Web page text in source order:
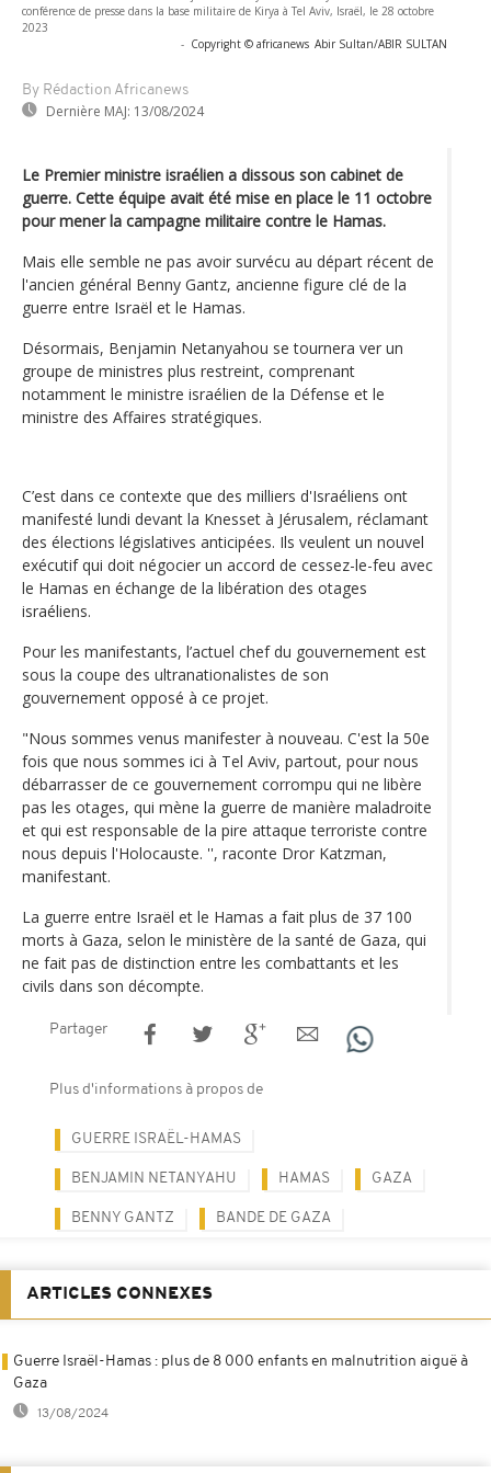
conférence de presse dans la base militaire de Kirya à Tel Aviv, Israël, le 28 octobre
2023
- Copyright © africanews Abir Sultan/ABIR SULTAN
By Rédaction Africanews
Dernière MAJ: 13/08/2024
Le Premier ministre israélien a dissous son cabinet de
guerre. Cette équipe avait été mise en place le 11 octobre
pour mener la campagne militaire contre le Hamas.
Mais elle semble ne pas avoir survécu au départ récent de
l'ancien général Benny Gantz, ancienne figure clé de la
guerre entre Israël et le Hamas.
Désormais, Benjamin Netanyahou se tournera ver un
groupe de ministres plus restreint, comprenant
notamment le ministre israélien de la Défense et le
ministre des Affaires stratégiques.
C’est dans ce contexte que des milliers d'Israéliens ont
manifesté lundi devant la Knesset à Jérusalem, réclamant
des élections législatives anticipées. Ils veulent un nouvel
exécutif qui doit négocier un accord de cessez-le-feu avec
le Hamas en échange de la libération des otages
israéliens.
Pour les manifestants, l’actuel chef du gouvernement est
sous la coupe des ultranationalistes de son
gouvernement opposé à ce projet.
"Nous sommes venus manifester à nouveau. C'est la 50e
fois que nous sommes ici à Tel Aviv, partout, pour nous
débarrasser de ce gouvernement corrompu qui ne libère
pas les otages, qui mène la guerre de manière maladroite
et qui est responsable de la pire attaque terroriste contre
nous depuis l'Holocauste. '', raconte Dror Katzman,
manifestant.
La guerre entre Israël et le Hamas a fait plus de 37 100
morts à Gaza, selon le ministère de la santé de Gaza, qui
ne fait pas de distinction entre les combattants et les
civils dans son décompte.
Partager
Plus d'informations à propos de
GUERRE ISRAËL-HAMAS
BENJAMIN NETANYAHU HAMAS GAZA
BENNY GANTZ BANDE DE GAZA
ARTICLES CONNEXES
Guerre Israël-Hamas : plus de 8 000 enfants en malnutrition aiguë à
Gaza
13/08/2024